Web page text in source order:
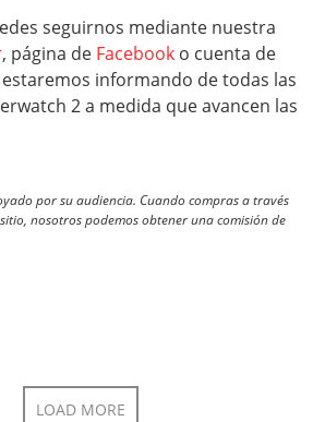
seguirnos mediante nuestra
, página de Facebook o cuenta de
estaremos informando de todas las
2 a medida que avancen las
por su audiencia. Cuando compras a través
nosotros podemos obtener una comisión de
LOAD MORE